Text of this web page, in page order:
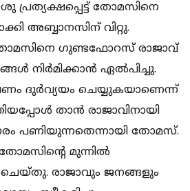
പ്രത്യക്ഷപ്പെട്ട് തോമസിനെ
അബ്ബാനസിന് വിറ്റു.
ഗുണ്ടഫോറസ് രാജാവ്
നിര്‍മിക്കാന്‍ ഏല്‍പിച്ചു.
ദുര്‍വ്യയം ചെയ്യുകയാണെന്ന്
താന്‍ രാജാവിനായി
പണിയുന്നതെന്നായി തോമസ്.
മുന്നില്‍
ചെയ്തു. രാജാവും ജനങ്ങളും